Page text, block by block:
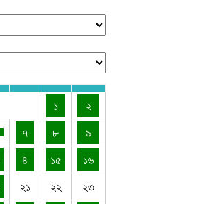
১
২
৭ ৮
৯
৪ ১৫
১৬
২১ ২২ ২৩